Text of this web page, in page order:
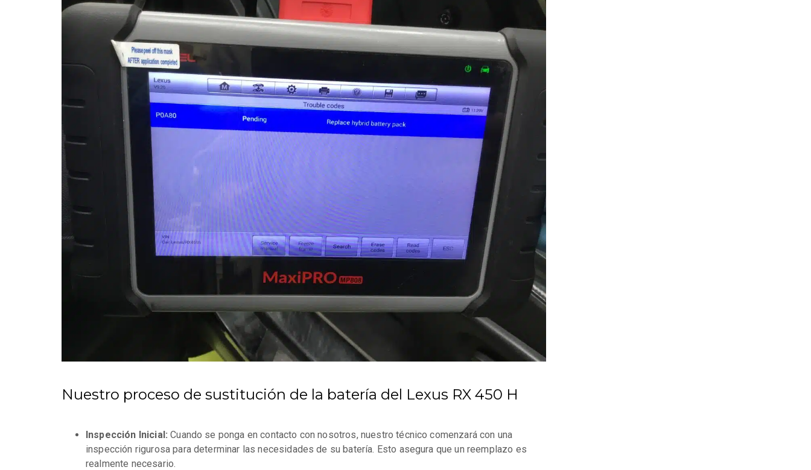
Nuestro proceso de sustitución de la batería del Lexus RX 450 H
Inspección Inicial: Cuando se ponga en contacto con nosotros, nuestro técnico comenzará con una
inspección rigurosa para determinar las necesidades de su batería. Esto asegura que un reemplazo es
realmente necesario.